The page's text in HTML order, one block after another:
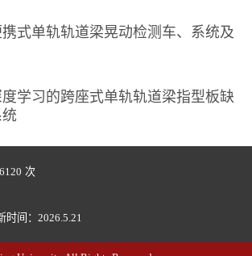
式单轨轨道梁晃动检测车、系统及
学习的跨座式单轨轨道梁指型板缺
次
时间： 2026 5 21